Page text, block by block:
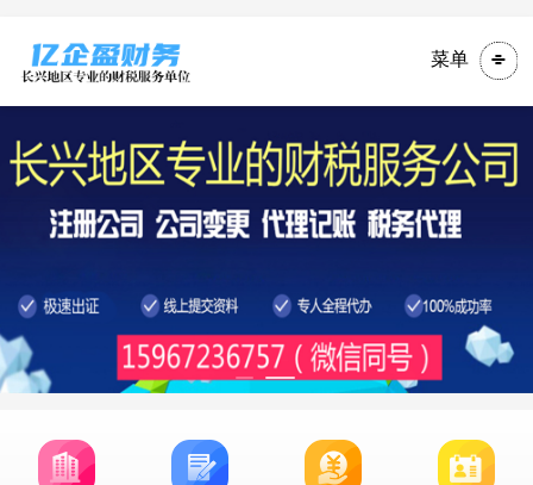
菜单